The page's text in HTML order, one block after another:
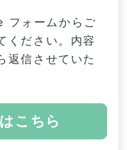
フォームからご
ださい。 内容
返信させていた
こちら